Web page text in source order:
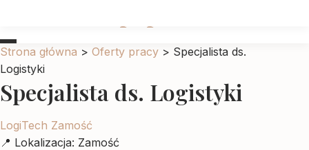
Strona główna > Oferty pracy > Specjalista ds.
Logistyki
Specjalista ds. Logistyki
LogiTech Zamość
📍 Lokalizacja: Zamość